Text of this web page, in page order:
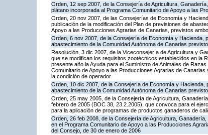
Orden, 12 sep 2007, de la Consejería de Agricultura,
plátano incorporada al Programa Comunitario de Apoyo a las
Orden, 20 nov 2007, de las Consejerías de Economía y
publicación de la modificación del Plan de previsiones de
Apoyo a las Producciones Agrarias de Canarias, previstos
Orden, 6 nov 2007, de la Consejería de Economía y Hacienda,
abastecimiento de la Comunidad Autónoma de Canarias
Resolución, 3 dic 2007, de la Viceconsejería de Agricultura y
que se modifican los requisitos zootécnicos establecidos en la
presente año la Ayuda para el Suministro de Animales de
Comunitario de Apoyo a las Producciones Agrarias de
la condición de operador
Orden, 10 dic 2007, de la Consejería de Economía y
abastecimiento de la Comunidad Autónoma de Canarias
Orden, 25 may 2005, de la Consejería de Agricultura,
febrero de 2005 (BOC 38, 23.2.2005), que convoca para el
para la aplicación de programas de productos ganaderos de
Orden, 26 feb 2008, de la Consejería de Agricultura,
en el Programa Comunitario de Apoyo a las Producciones
del Consejo, de 30 de enero de 2006